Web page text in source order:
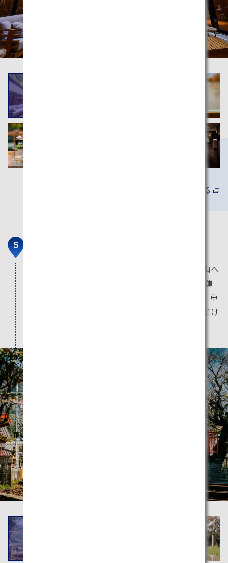
詳しくみる
京都の中心部から、自然を楽しめる八瀬・比叡山へ
気軽に行ける観光列車「ひえい」は、2018年に運
行を開始し、大胆で新しいデザインが特徴です。車
内からは四季を感じられる景色をお楽しみいただけ